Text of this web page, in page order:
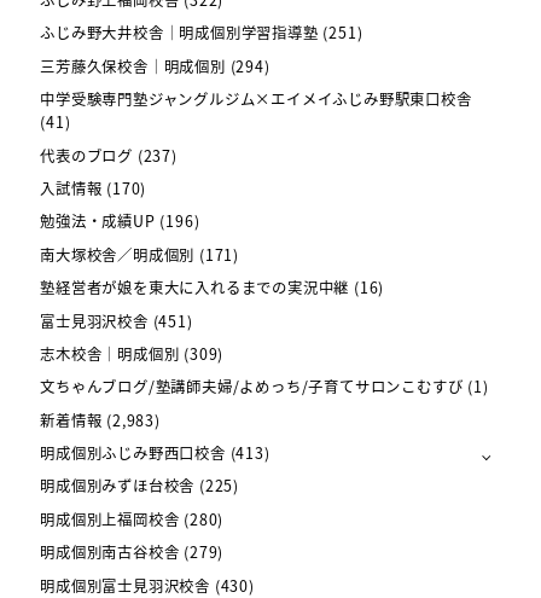
ふじみ野大井校舎｜明成個別学習指導塾 (251)
三芳藤久保校舎｜明成個別 (294)
中学受験専門塾ジャングルジム×エイメイふじみ野駅東口校舎
(41)
代表のブログ (237)
入試情報 (170)
勉強法・成績UP (196)
南大塚校舎／明成個別 (171)
塾経営者が娘を東大に入れるまでの実況中継 (16)
富士見羽沢校舎 (451)
志木校舎｜明成個別 (309)
文ちゃんブログ/塾講師夫婦/よめっち/子育てサロンこむすび (1)
新着情報 (2,983)
明成個別ふじみ野西口校舎 (413)
明成個別みずほ台校舎 (225)
明成個別上福岡校舎 (280)
明成個別南古谷校舎 (279)
明成個別富士見羽沢校舎 (430)